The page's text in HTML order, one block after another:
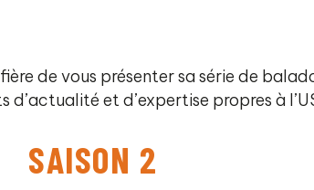
de vous présenter sa série de
d’actualité et d’expertise propres à
SAISON 2